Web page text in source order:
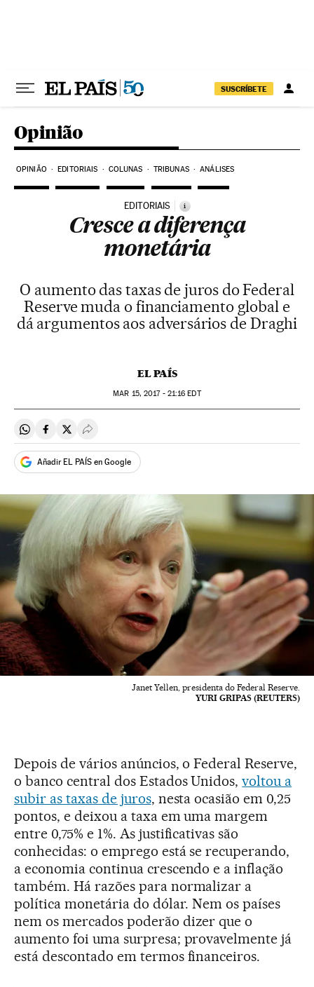
SUSCRÍBETE
Opinião
OPINIÃO EDITORIAIS COLUNAS TRIBUNAS ANÁLISES
EDITORIAIS i
Cresce a diferença
monetária
O aumento das taxas de juros do Federal
Reserve muda o financiamento global e
dá argumentos aos adversários de Draghi
EL PAÍS
MAR 15, 2017 - 21:16 EDT
Compartir en Whatsapp
Compartir en Facebook
Compartir en Twitter
Desplegar Redes Sociales
Añadir EL PAÍS en Google
Janet Yellen, presidenta do Federal Reserve.
YURI GRIPAS (REUTERS)
Depois de vários anúncios, o Federal Reserve,
o banco central dos Estados Unidos,voltou a
subir as taxas de juros, nesta ocasião em 0,25
pontos, e deixou a taxa em uma margem
entre 0,75% e 1%. As justificativas são
conhecidas: o emprego está se recuperando,
a economia continua crescendo e a inflação
também. Há razões para normalizar a
política monetária do dólar. Nem os países
nem os mercados poderão dizer que o
aumento foi uma surpresa; provavelmente já
está descontado em termos financeiros.